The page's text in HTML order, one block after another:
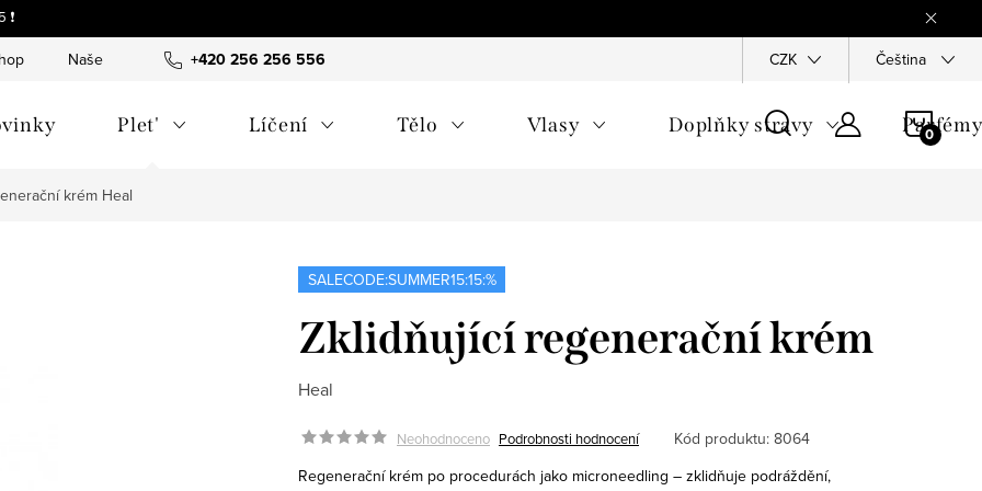
+420 256 256 556
Naše tipy a příběhy O nás Ochrana osobních údajů Všeobecné
CZK Čeština
Plet' Líčení Tělo Vlasy Doplňky stravy Parfémy
krém Heal
SALECODE:SUMMER15:15:%
Zklidňující regenerační krém
Heal
Neohodnoceno Podrobnosti hodnocení Kód produktu: 8064
Regenerační krém po procedurách jako microneedling – zklidňuje podráždění,